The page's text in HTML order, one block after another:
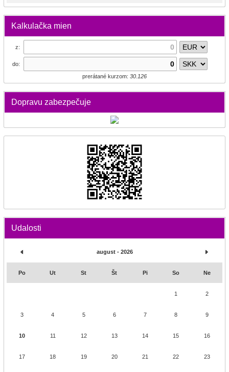
Kalkulačka mien
z:
do:
prerátané kurzom: 30.126
Dopravu zabezpečuje
Udalosti
august - 2026
Po Ut St Št Pi So Ne
1 2
3 4 5 6 7 8 9
10 11 12 13 14 15 16
17 18 19 20 21 22 23